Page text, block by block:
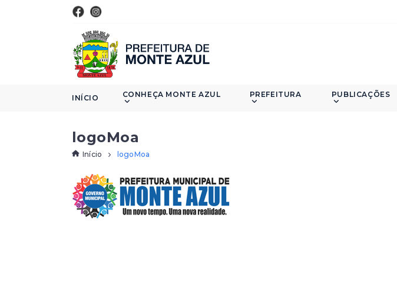
INÍCIO CONHEÇA MONTE AZUL PREFEITURA PUBLICAÇÕES
logoMoa
Início logoMoa